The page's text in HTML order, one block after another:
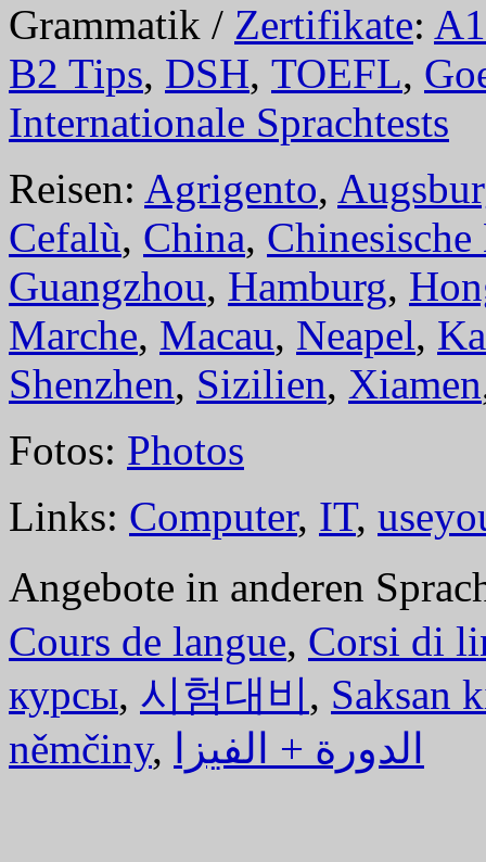
Grammatik / Zertifikate: A1
B2 Tips, DSH, TOEFL,
Internationale Sprachtests
Reisen: Agrigento,
Cefalù, China, Chinesische
Guangzhou, Hamburg,
Marche, Macau, Neapel,
Shenzhen, Sizilien, Xiamen
Fotos: Photos
Links: Computer, IT,
Angebote in anderen
Cours de langue, Corsi di
курсы, 시험대비, Saksan
němčiny, الدورة + الفيزا